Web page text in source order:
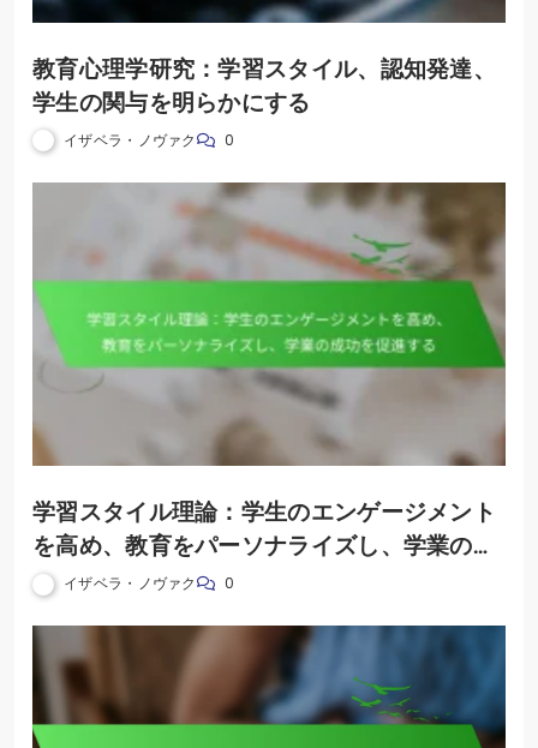
教育心理学研究：学習スタイル、認知発達、
学生の関与を明らかにする
イザベラ・ノヴァク 0
学習スタイル理論：学生のエンゲージメント
を高め、教育をパーソナライズし、学業の成
功を促進する
イザベラ・ノヴァク 0